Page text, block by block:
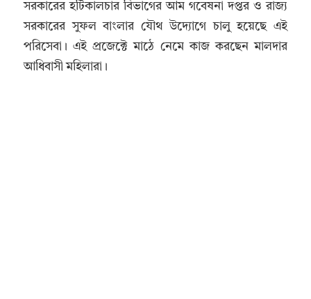
সরকারের হর্টিকালচার বিভাগের আম গবেষনা দপ্তর ও রাজ্য
সরকারের সুফল বাংলার যৌথ উদ্যোগে চালু হয়েছে এই
পরিসেবা। এই প্রজেক্টে মাঠে নেমে কাজ করছেন মালদার
আধিবাসী মহিলারা।